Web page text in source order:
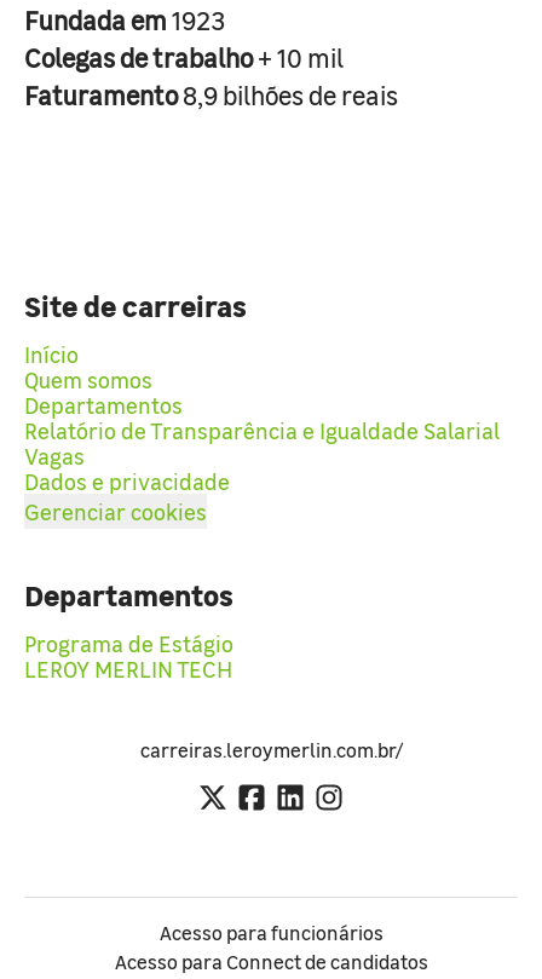
Fundada em1923
Colegas de trabalho+ 10 mil
Faturamento8,9 bilhões de reais
Site de carreiras
Início
Quem somos
Departamentos
Relatório de Transparência e Igualdade Salarial
Vagas
Dados e privacidade
Gerenciar cookies
Departamentos
Programa de Estágio
LEROY MERLIN TECH
carreiras.leroymerlin.com.br/
Acesso para funcionários
Acesso para Connect de candidatos